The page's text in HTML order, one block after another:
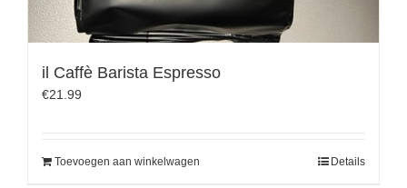
il Caffè Barista Espresso
€21.99
Toevoegen aan winkelwagen Details